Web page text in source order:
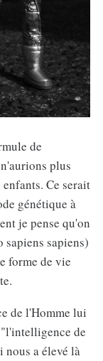
de
plus
Ce serait
génétique à
je pense qu'on
sapiens)
forme de vie
de l'Homme lui
de
a élevé là